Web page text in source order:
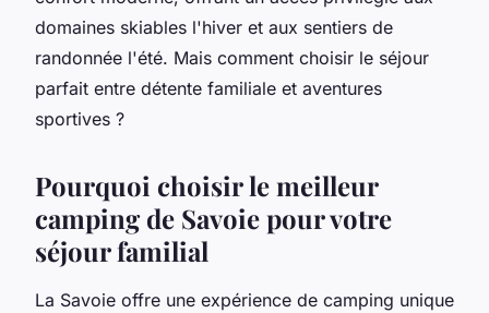
domaines skiables l'hiver et aux sentiers de
randonnée l'été. Mais comment choisir le séjour
parfait entre détente familiale et aventures
sportives ?
Pourquoi choisir le meilleur
camping de Savoie pour votre
séjour familial
La Savoie offre une expérience de camping unique